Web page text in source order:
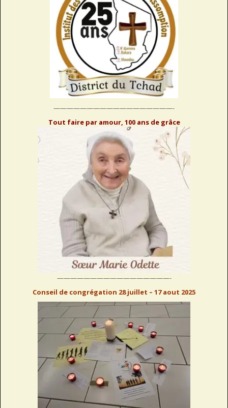
——————————————————-
Tout faire par amour, 100 ans de grâce
—————————————————-
Conseil de congrégation 28 juillet – 17 aout 2025